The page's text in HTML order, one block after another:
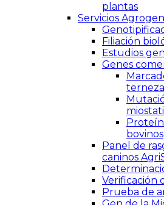
plantas
Servicios
Filiación
Estudios
Genes
terneza
bovinos
Panel de
caninos
Verificación
Prueba de